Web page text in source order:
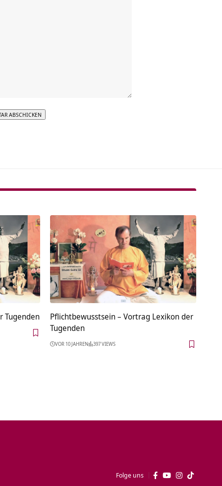
Tugenden
Pflichtbewusstsein – Vortrag Lexikon der
Tugenden
VOR 10 JAHREN 397 VIEWS
Folge uns